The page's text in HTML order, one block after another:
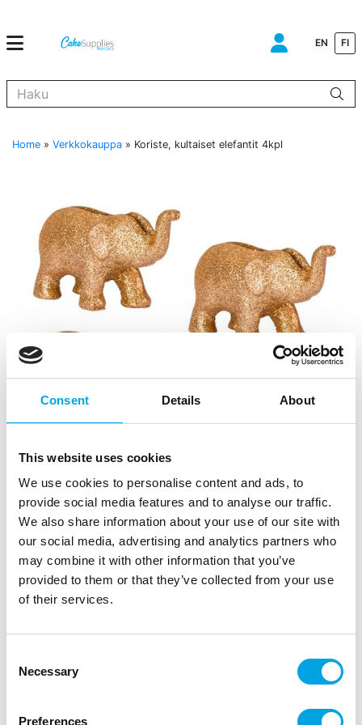
Consent Details About
This website uses cookies
We use cookies to personalise content and ads, to
provide social media features and to analyse our traffic.
We also share information about your use of our site with
our social media, advertising and analytics partners who
may combine it with other information that you’ve
provided to them or that they’ve collected from your use
of their services.
Selection
Necessary
Preferences
EN FI
Home » Verkkokauppa » Koriste, kultaiset elefantit 4kpl
Koriste, kultaiset elefantit 4kpl
Tuotetunnus (SKU): A78860 | EAN: 3700091788609 |
Pakkauskoko: 12 |
Kauniit elefantit trooppisiin juhliin.